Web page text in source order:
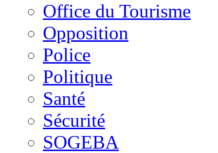
Office du Tourisme
Opposition
Police
Politique
Santé
Sécurité
SOGEBA